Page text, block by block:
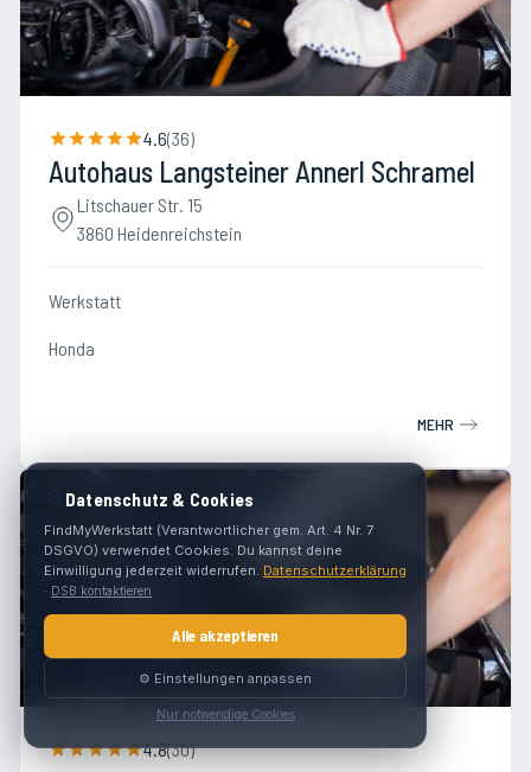
4.6(36)
Autohaus Langsteiner Annerl Schramel
Litschauer Str. 15
3860 Heidenreichstein
Werkstatt
Honda
MEHR
4.8(30)
🍪 Datenschutz & Cookies
FindMyWerkstatt (Verantwortlicher gem. Art. 4 Nr. 7
DSGVO) verwendet Cookies. Du kannst deine
Einwilligung jederzeit widerrufen. Datenschutzerklärung
· DSB kontaktieren
Alle akzeptieren
⚙️ Einstellungen anpassen
Nur notwendige Cookies